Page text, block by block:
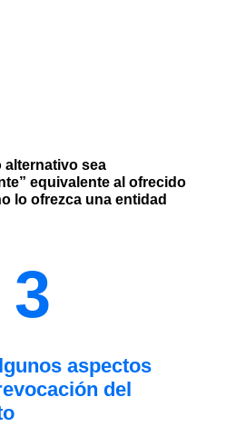
alternativo sea
equivalente al ofrecido
lo ofrezca una entidad
3
aspectos
del